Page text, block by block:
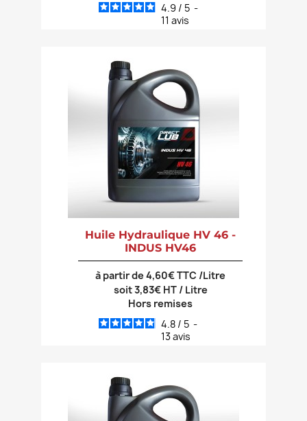
4.9 / 5 -
11 avis
Huile Hydraulique HV 46 -
INDUS HV46
à partir de 4,60€ TTC /Litre
soit 3,83€ HT / Litre
Hors remises
4.8 / 5 -
13avis